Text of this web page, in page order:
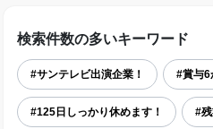
検索件数の多いキーワード
#サンテレビ出演企業！ #賞与6
#125日しっかり休めます！ #